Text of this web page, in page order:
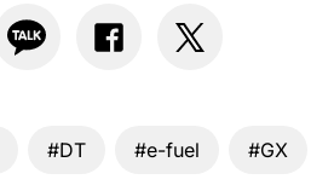
#DT #e-fuel #GX